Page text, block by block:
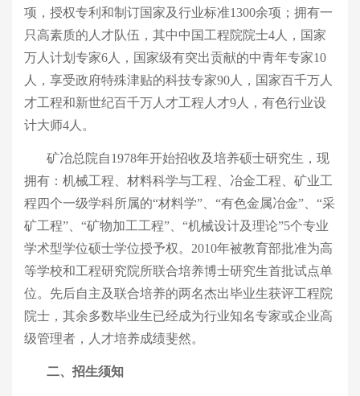
项，授权专利和制订国家及行业标准1300余项；拥有一
只高素质的人才队伍，其中中国工程院院士4人，国家
万人计划专家6人，国家级有突出贡献的中青年专家10
人，享受政府特殊津贴的科技专家90人，国家百千万人
才工程和新世纪百千万人才工程人才9人，有色行业设
计大师4人。
矿冶总院自1978年开始招收及培养硕士研究生，现
拥有：机械工程、材料科学与工程、冶金工程、矿业工
程四个一级学科所属的“材料学”、“有色金属冶金”、“采
矿工程”、“矿物加工工程”、“机械设计及理论”5个专业
学术型学位硕士学位授予权。 2010年被教育部批准为高
等学校和工程研究院所联合培养博士研究生首批试点单
位。 先后自主及联合培养的两名杰出毕业生获评工程院
院士，其余多数毕业生已经成为行业知名专家或企业高
级管理者，人才培养成绩斐然。
二、招生须知